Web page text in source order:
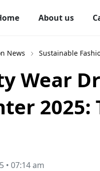
About us
News Sustainable
Wear
2025:
• 07:14 am